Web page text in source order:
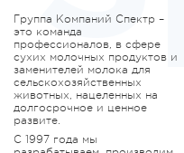
Группа Компаний Спектр –
это команда
профессионалов, в сфере
сухих молочных продуктов и
заменителей молока для
сельскохозяйственных
животных, нацеленных на
долгосрочное и ценное
развите.
С 1997 года мы